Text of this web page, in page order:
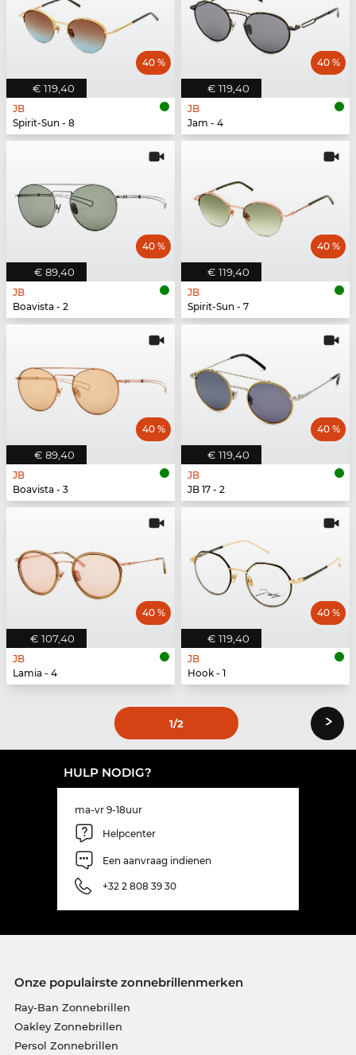
€ 119,40
40 %
JB
Spirit-Sun - 8
€ 119,40
40 %
JB
Jam - 4
€ 89,40
40 %
JB
Boavista - 2
€ 119,40
40 %
JB
Spirit-Sun - 7
€ 89,40
40 %
JB
Boavista - 3
€ 119,40
40 %
JB
JB 17 - 2
€ 107,40
40 %
JB
Lamia - 4
€ 119,40
40 %
JB
Hook - 1
1/2 ›
HULP NODIG?
ma-vr 9-18uur
Helpcenter
Een aanvraag indienen
+32 2 808 39 30
Onze populairste zonnebrillenmerken
Ray-Ban Zonnebrillen
Oakley Zonnebrillen
Persol Zonnebrillen